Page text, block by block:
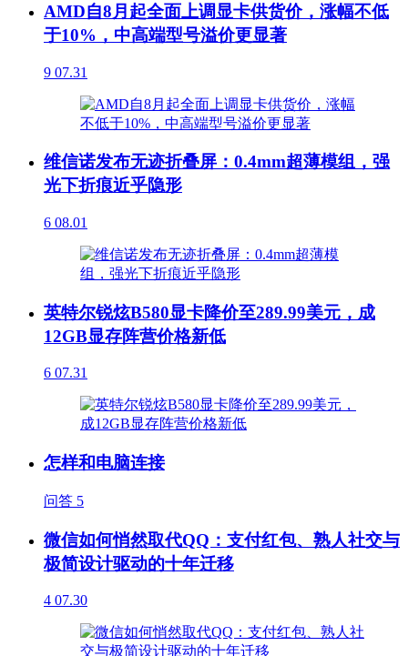
AMD自8月起全面上调显卡供货价，涨幅不低
于10%，中高端型号溢价更显著
9 07.31
维信诺发布无迹折叠屏：0.4mm超薄模组，强
光下折痕近乎隐形
6 08.01
英特尔锐炫B580显卡降价至289.99美元，成
12GB显存阵营价格新低
6 07.31
怎样和电脑连接
问答 5
微信如何悄然取代QQ：支付红包、熟人社交与
极简设计驱动的十年迁移
4 07.30